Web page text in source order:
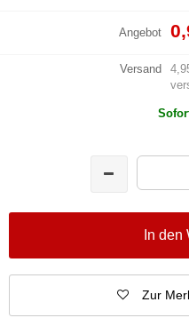
Angebot
Versand
In den
Zur